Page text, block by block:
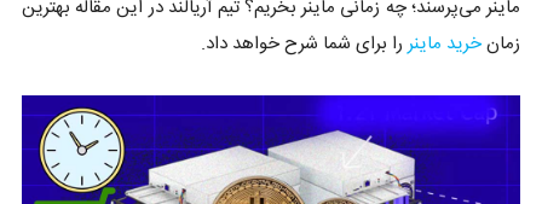
ماینر می‌پرسند؛ چه زمانی ماینر بخریم؟ تیم آریالند در این مقاله بهترین
زمانخرید ماینر را برای شما شرح خواهد داد.